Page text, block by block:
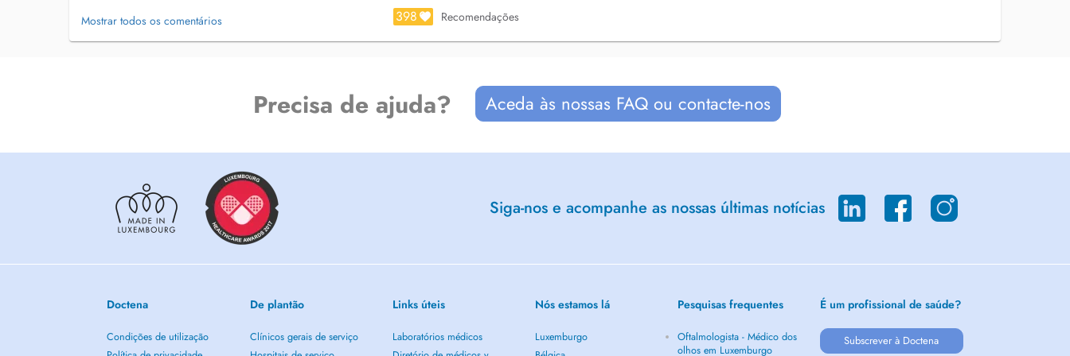
Mostrar todos os comentários 398 Recomendações
Precisa de ajuda? Aceda às nossas FAQ ou contacte-nos
Siga-nos e acompanhe as nossas últimas notícias
Doctena
Condições de utilização
De plantão
Clínicos gerais de serviço
Links úteis
Laboratórios médicos
Nós estamos lá
Luxemburgo
Pesquisas frequentes
Oftalmologista - Médico dos
olhos em Luxemburgo
É um profissional de saúde?
Subscrever à Doctena